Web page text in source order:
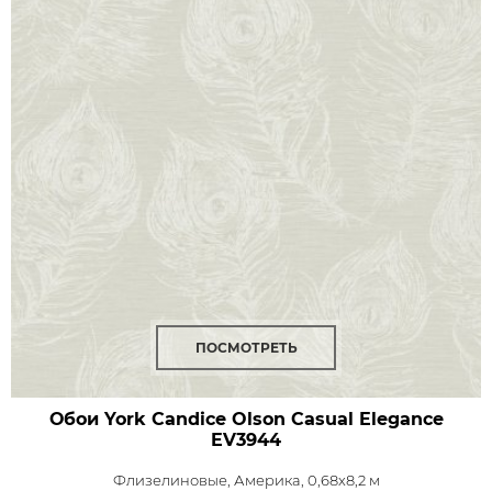
ПОСМОТРЕТЬ
Обои York Candice Olson Casual Elegance
EV3944
Флизелиновые, Америка, 0,68x8,2 м